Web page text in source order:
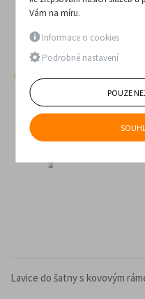
Lavice do šatny s kovovým
Vám na míru.
Informace o cookies
Podrobné nastavení
POUZE